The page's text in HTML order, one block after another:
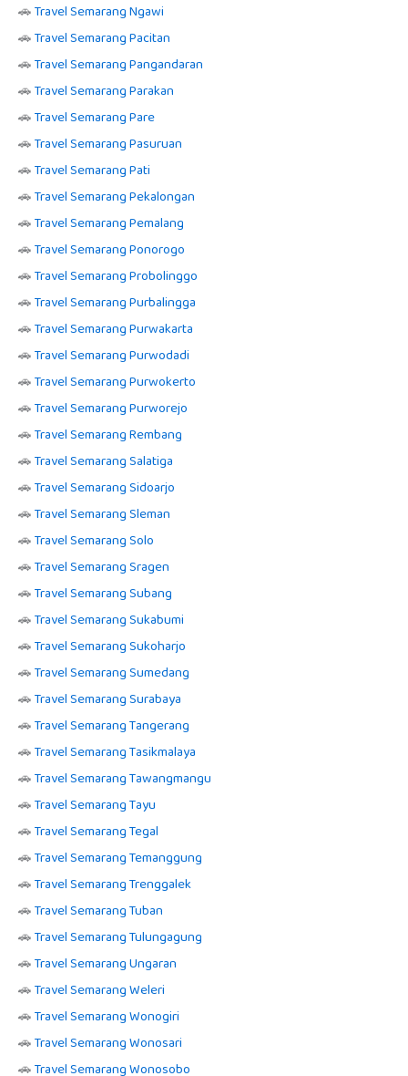
🚗Travel Semarang Ngawi
🚗Travel Semarang Pacitan
🚗Travel Semarang Pangandaran
🚗Travel Semarang Parakan
🚗Travel Semarang Pare
🚗Travel Semarang Pasuruan
🚗Travel Semarang Pati
🚗Travel Semarang Pekalongan
🚗Travel Semarang Pemalang
🚗Travel Semarang Ponorogo
🚗Travel Semarang Probolinggo
🚗Travel Semarang Purbalingga
🚗Travel Semarang Purwakarta
🚗Travel Semarang Purwodadi
🚗Travel Semarang Purwokerto
🚗Travel Semarang Purworejo
🚗Travel Semarang Rembang
🚗Travel Semarang Salatiga
🚗Travel Semarang Sidoarjo
🚗Travel Semarang Sleman
🚗Travel Semarang Solo
🚗Travel Semarang Sragen
🚗Travel Semarang Subang
🚗Travel Semarang Sukabumi
🚗Travel Semarang Sukoharjo
🚗Travel Semarang Sumedang
🚗Travel Semarang Surabaya
🚗Travel Semarang Tangerang
🚗Travel Semarang Tasikmalaya
🚗Travel Semarang Tawangmangu
🚗Travel Semarang Tayu
🚗Travel Semarang Tegal
🚗Travel Semarang Temanggung
🚗Travel Semarang Trenggalek
🚗Travel Semarang Tuban
🚗Travel Semarang Tulungagung
🚗Travel Semarang Ungaran
🚗Travel Semarang Weleri
🚗Travel Semarang Wonogiri
🚗Travel Semarang Wonosari
🚗Travel Semarang Wonosobo